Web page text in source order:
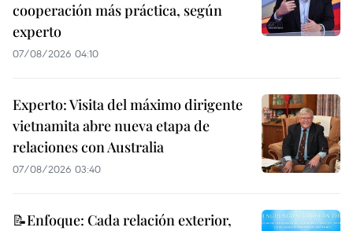
cooperación más práctica, según
experto
07/08/2026 04:10
Experto: Visita del máximo dirigente
vietnamita abre nueva etapa de
relaciones con Australia
07/08/2026 03:40
📝Enfoque: Cada relación exterior,